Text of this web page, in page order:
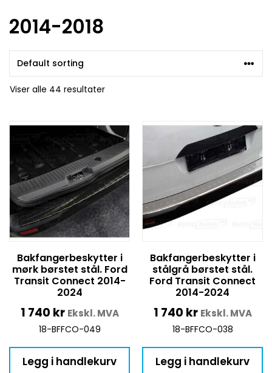
2014-2018
Viser alle 44 resultater
Bakfangerbeskytter i
mørk børstet stål. Ford
Transit Connect 2014-
2024
1 740 kr Ekskl. MVA
18-BFFCO-049
Legg i handlekurv
Bakfangerbeskytter i
stålgrå børstet stål.
Ford Transit Connect
2014-2024
1 740 kr Ekskl. MVA
18-BFFCO-038
Legg i handlekurv